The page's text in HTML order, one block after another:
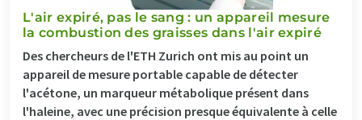
L'air expiré, pas le sang : un appareil mesure
la combustion des graisses dans l'air expiré
Des chercheurs de l'ETH Zurich ont mis au point un
appareil de mesure portable capable de détecter
l'acétone, un marqueur métabolique présent dans
l'haleine, avec une précision presque équivalente à celle